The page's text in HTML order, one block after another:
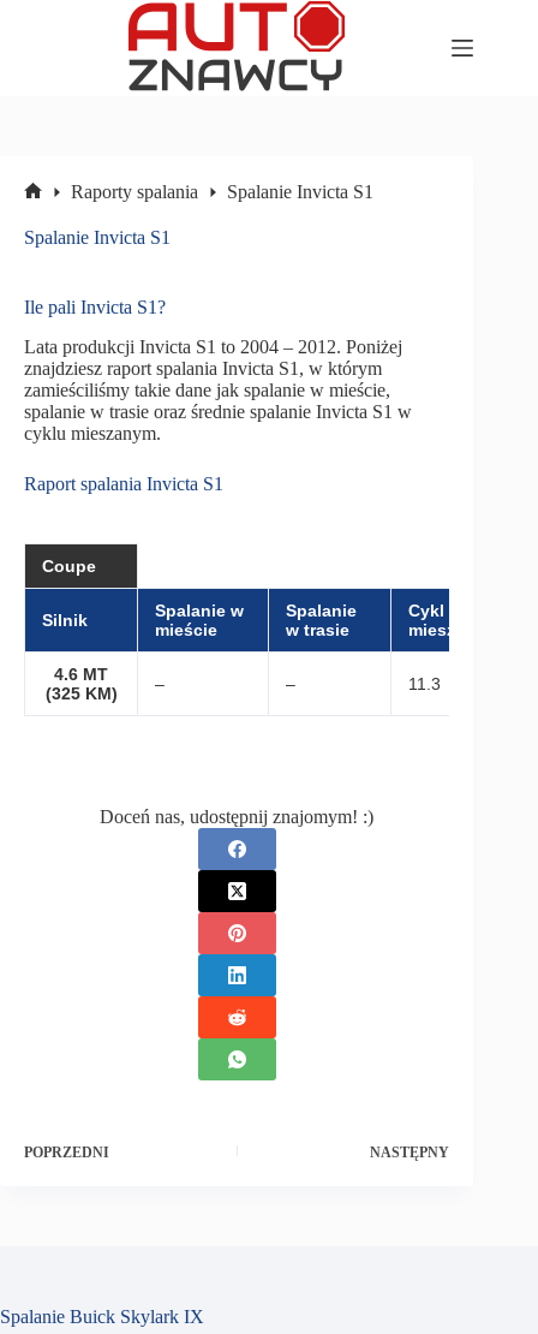
główna
Raporty spalania Spalanie Invicta S1
Spalanie Invicta S1
Ile pali Invicta S1?
Lata produkcji Invicta S1 to 2004 – 2012. Poniżej
znajdziesz raport spalania Invicta S1, w którym
zamieściliśmy takie dane jak spalanie w mieście,
spalanie w trasie oraz średnie spalanie Invicta S1 w
cyklu mieszanym.
Raport spalania Invicta S1
Coupe
Silnik
Spalanie w
mieście
Spalanie
w trasie
Cykl
mieszany
4.6 MT
(325 KM)
– – 11.3
Doceń nas, udostępnij znajomym! :)
POPRZEDNI NASTĘPNY
Spalanie Buick Skylark IX